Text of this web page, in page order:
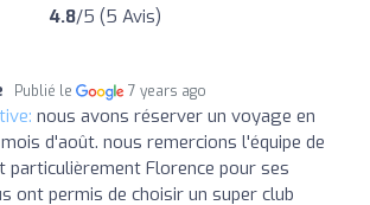
4.8/5 (5 Avis)
Publié le 7 years ago
nous avons réserver un voyage en
d'août. nous remercions l'équipe de
particulièrement Florence pour ses
ont permis de choisir un super club